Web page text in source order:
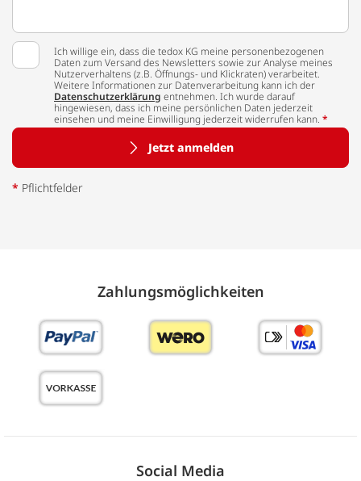
Ich willige ein, dass die tedox KG meine personenbezogenen
Daten zum Versand des Newsletters sowie zur Analyse meines
Nutzerverhaltens (z.B. Öffnungs- und Klickraten) verarbeitet.
Weitere Informationen zur Datenverarbeitung kann ich der
Datenschutzerklärung entnehmen. Ich wurde darauf
hingewiesen, dass ich meine persönlichen Daten jederzeit
einsehen und meine Einwilligung jederzeit widerrufen kann. *
Jetzt anmelden
* Pflichtfelder
Zahlungs­möglich­keiten
Social Media